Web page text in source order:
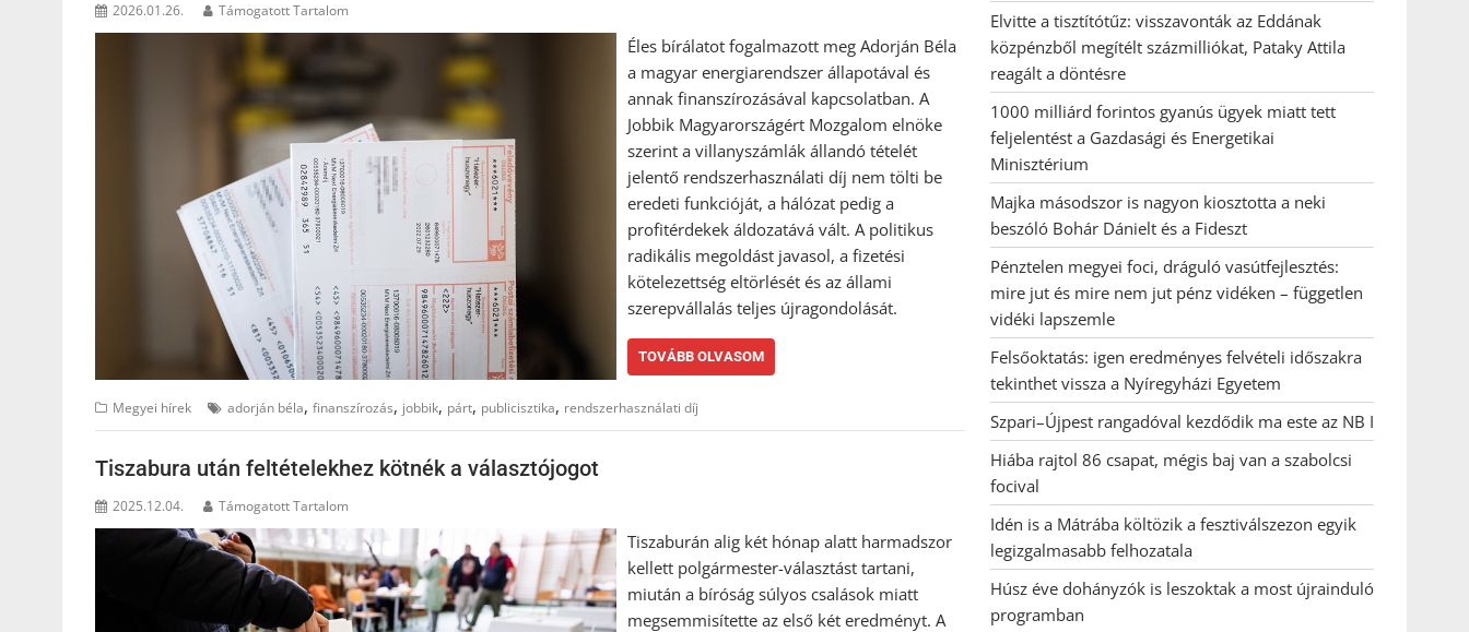
2026.01.26. Támogatott Tartalom
Éles bírálatot fogalmazott meg Adorján Béla
a magyar energiarendszer állapotával és
annak finanszírozásával kapcsolatban. A
Jobbik Magyarországért Mozgalom elnöke
szerint a villanyszámlák állandó tételét
jelentő rendszerhasználati díj nem tölti be
eredeti funkcióját, a hálózat pedig a
profitérdekek áldozatává vált. A politikus
radikális megoldást javasol, a fizetési
kötelezettség eltörlését és az állami
szerepvállalás teljes újragondolását.
TOVÁBB OLVASOM
Megyei hírek adorján béla, finanszírozás, jobbik, párt, publicisztika, rendszerhasználati díj
Tiszabura után feltételekhez kötnék a választójogot
2025.12.04. Támogatott Tartalom
Tiszaburán alig két hónap alatt harmadszor
kellett polgármester-választást tartani,
miután a bíróság súlyos csalások miatt
megsemmisítette az első két eredményt. A
Elvitte a tisztítótűz: visszavonták az Eddának
közpénzből megítélt százmilliókat, Pataky Attila
reagált a döntésre
1000 milliárd forintos gyanús ügyek miatt tett
feljelentést a Gazdasági és Energetikai
Minisztérium
Majka másodszor is nagyon kiosztotta a neki
beszóló Bohár Dánielt és a Fideszt
Pénztelen megyei foci, dráguló vasútfejlesztés:
mire jut és mire nem jut pénz vidéken – független
vidéki lapszemle
Felsőoktatás: igen eredményes felvételi időszakra
tekinthet vissza a Nyíregyházi Egyetem
Szpari–Újpest rangadóval kezdődik ma este az NB I
Hiába rajtol 86 csapat, mégis baj van a szabolcsi
focival
Idén is a Mátrába költözik a fesztiválszezon egyik
legizgalmasabb felhozatala
Húsz éve dohányzók is leszoktak a most újrainduló
programban